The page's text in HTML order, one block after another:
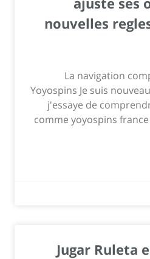
nouvelles
La navigation
Yoyospins Je suis
j'essaye de
comme yoyospins
Jugar Ruleta